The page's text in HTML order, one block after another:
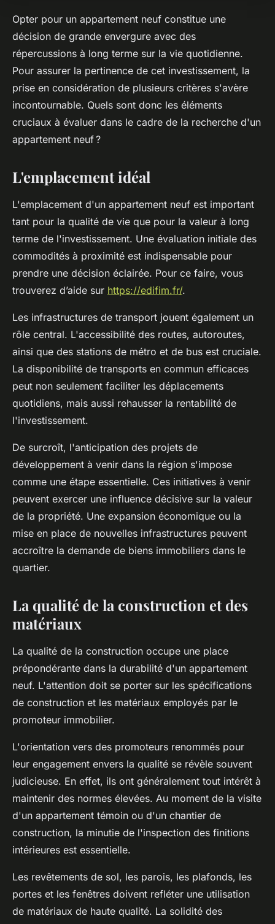
Opter pour un appartement neuf constitue une
décision de grande envergure avec des
répercussions à long terme sur la vie quotidienne.
Pour assurer la pertinence de cet investissement, la
prise en considération de plusieurs critères s'avère
incontournable. Quels sont donc les éléments
cruciaux à évaluer dans le cadre de la recherche d'un
appartement neuf ?
L'emplacement idéal
L'emplacement d'un appartement neuf est important
tant pour la qualité de vie que pour la valeur à long
terme de l'investissement. Une évaluation initiale des
commodités à proximité est indispensable pour
prendre une décision éclairée. Pour ce faire, vous
trouverez d’aide sur https://edifim.fr/.
Les infrastructures de transport jouent également un
rôle central. L'accessibilité des routes, autoroutes,
ainsi que des stations de métro et de bus est cruciale.
La disponibilité de transports en commun efficaces
peut non seulement faciliter les déplacements
quotidiens, mais aussi rehausser la rentabilité de
l'investissement.
De surcroît, l'anticipation des projets de
développement à venir dans la région s'impose
comme une étape essentielle. Ces initiatives à venir
peuvent exercer une influence décisive sur la valeur
de la propriété. Une expansion économique ou la
mise en place de nouvelles infrastructures peuvent
accroître la demande de biens immobiliers dans le
quartier.
La qualité de la construction et des
matériaux
La qualité de la construction occupe une place
prépondérante dans la durabilité d'un appartement
neuf. L'attention doit se porter sur les spécifications
de construction et les matériaux employés par le
promoteur immobilier.
L'orientation vers des promoteurs renommés pour
leur engagement envers la qualité se révèle souvent
judicieuse. En effet, ils ont généralement tout intérêt à
maintenir des normes élevées. Au moment de la visite
d'un appartement témoin ou d'un chantier de
construction, la minutie de l'inspection des finitions
intérieures est essentielle.
Les revêtements de sol, les parois, les plafonds, les
portes et les fenêtres doivent refléter une utilisation
de matériaux de haute qualité. La solidité des